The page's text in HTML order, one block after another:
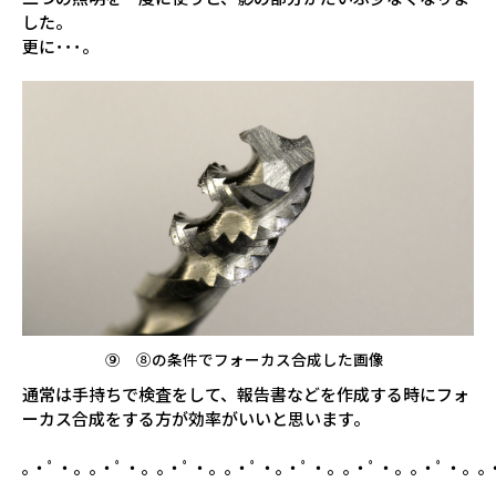
した。
更に･･･。
⑨ ⑧の条件でフォーカス合成した画像
通常は手持ちで検査をして、報告書などを作成する時にフォ
ーカス合成をする方が効率がいいと思います。
｡・ﾟ・。｡・ﾟ・。｡・ﾟ・。｡・ﾟ・｡・ﾟ・。｡・ﾟ・。｡・ﾟ・。